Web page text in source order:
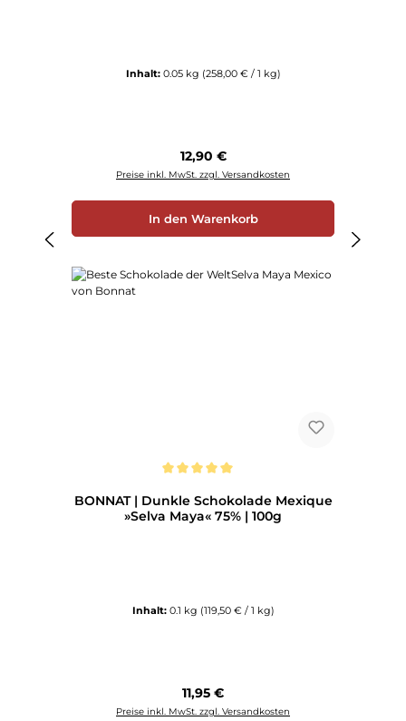
Inhalt: 0.05 kg (258,00 € / 1 kg)
Regulärer Preis:
12,90 €
Preise inkl. MwSt. zzgl. Versandkosten
In den Warenkorb
BONNAT | Dunkle Schokolade Mexique
»Selva Maya« 75% | 100g
Inhalt: 0.1 kg (119,50 € / 1 kg)
Regulärer Preis:
11,95 €
Preise inkl. MwSt. zzgl. Versandkosten